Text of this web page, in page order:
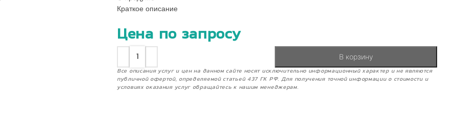
Краткое описание
Цена по запросу
В корзину
Все описания услуг и цен на данном сайте носят исключительно информационный характер и не являются
публичной офертой, определяемой статьей 437 ГК РФ. Для получения точной информации о стоимости и
условиях оказания услуг обращайтесь к нашим менеджерам.